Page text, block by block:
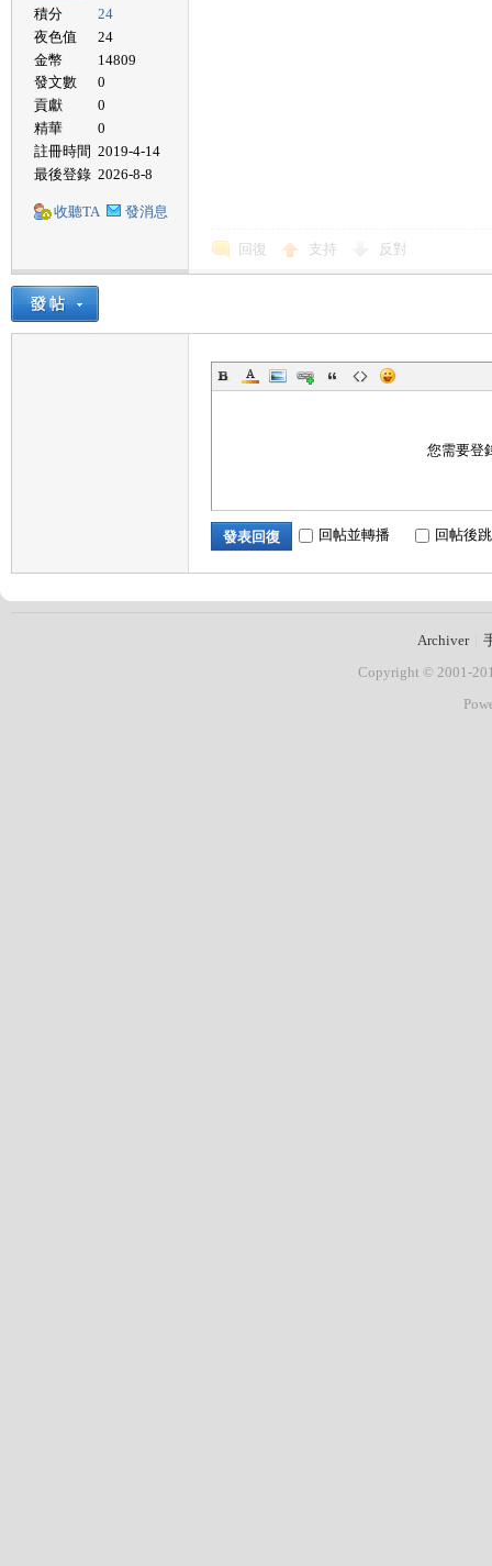
積分
24
夜色值
24
金幣
14809
發文數
0
貢獻
0
精華
0
註冊時間 2019-4-14
最後登錄 2026-8-8
收聽TA 發消息
回復 支持 反對
您需要登
發表回復 回帖並轉播 回帖後
Archiver
Copyright © 2001-